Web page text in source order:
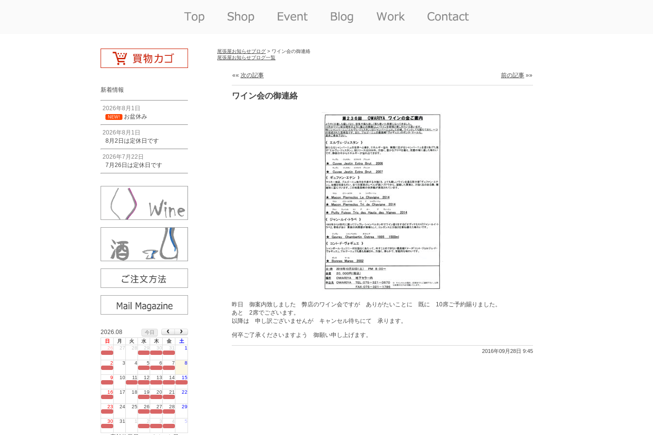
新着情報
2026年8月1日
NEW! お盆休み
2026年8月1日
8月2日は定休日です
2026年7月22日
7月26日は定休日です
2026.08
今日
日
月 火 水 木 金
土
26
27 28 29 30 31 1
2 3 4 5 6 7 8
9 10 11 12 13 14 15
16 17 18 19 20 21 22
23 24 25 26 27 28 29
30 31 1 2 3 4 5
尾張屋お知らせブログ > ワイン会の御連絡
尾張屋お知らせブログ一覧
«« 次の記事 前の記事 »»
ワイン会の御連絡
昨日 御案内致しました 弊店のワイン会ですが ありがたいことに 既に 10席ご予約賜りました。
あと 2席でございます。
以降は 申し訳ございませんが キャンセル待ちにて 承ります。
何卒ご了承くださいますよう 御願い申し上げます。
2016年09月28日 9:45